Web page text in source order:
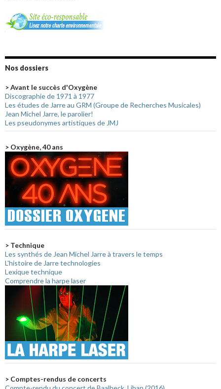
Nos dossiers
> Avant le succès d'Oxygène
Discographie de 1971 à 1977
Les études de Jarre au GRM (Groupe de Recherches Musicales)
Jean Michel Jarre, le parolier!
Les pseudonymes artistiques de JMJ
> Oxygène, 40 ans
> Technique
Les synthés de Jean Michel Jarre à travers le temps
L'histoire de Jarre technologies
Lexique technique
Comprendre la harpe laser
> Comptes-rendus de concerts